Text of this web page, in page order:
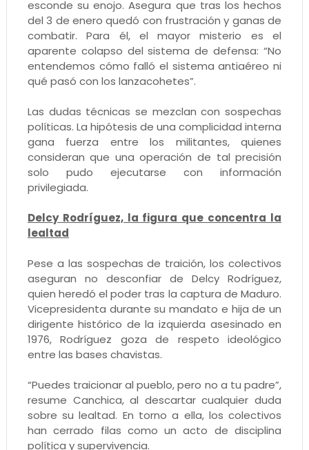
esconde su enojo. Asegura que tras los hechos
del 3 de enero quedó con frustración y ganas de
combatir. Para él, el mayor misterio es el
aparente colapso del sistema de defensa: “No
entendemos cómo falló el sistema antiaéreo ni
qué pasó con los lanzacohetes”.
Las dudas técnicas se mezclan con sospechas
políticas. La hipótesis de una complicidad interna
gana fuerza entre los militantes, quienes
consideran que una operación de tal precisión
solo pudo ejecutarse con información
privilegiada.
Delcy Rodríguez, la figura que concentra la
lealtad
Pese a las sospechas de traición, los colectivos
aseguran no desconfiar de Delcy Rodríguez,
quien heredó el poder tras la captura de Maduro.
Vicepresidenta durante su mandato e hija de un
dirigente histórico de la izquierda asesinado en
1976, Rodríguez goza de respeto ideológico
entre las bases chavistas.
“Puedes traicionar al pueblo, pero no a tu padre”,
resume Canchica, al descartar cualquier duda
sobre su lealtad. En torno a ella, los colectivos
han cerrado filas como un acto de disciplina
política y supervivencia.